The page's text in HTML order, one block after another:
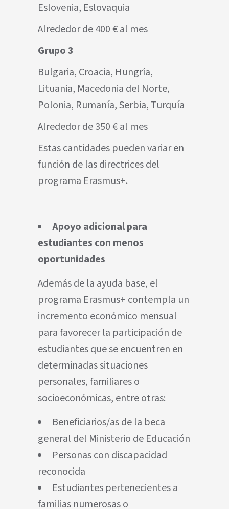
Eslovenia, Eslovaquia
Alrededor de 400 € al mes
Grupo 3
Bulgaria, Croacia, Hungría,
Lituania, Macedonia del Norte,
Polonia, Rumanía, Serbia, Turquía
Alrededor de 350 € al mes
Estas cantidades pueden variar en
función de las directrices del
programa Erasmus+.
Apoyo adicional para
estudiantes con menos
oportunidades
Además de la ayuda base, el
programa Erasmus+ contempla un
incremento económico mensual
para favorecer la participación de
estudiantes que se encuentren en
determinadas situaciones
personales, familiares o
socioeconómicas, entre otras:
Beneficiarios/as de la beca
general del Ministerio de Educación
Personas con discapacidad
reconocida
Estudiantes pertenecientes a
familias numerosas o